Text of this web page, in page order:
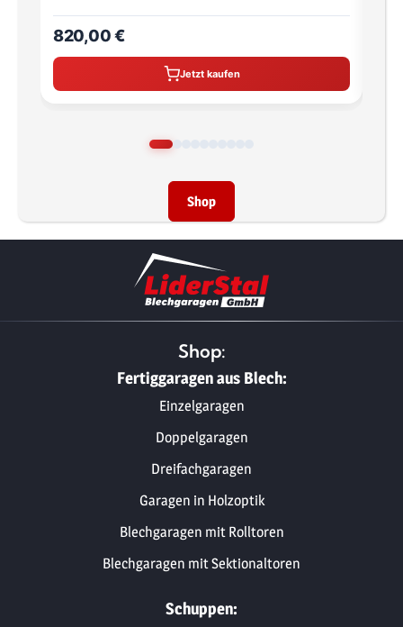
820,00 €
Jetzt kaufen
Shop
Shop:
Fertiggaragen aus Blech:
Einzelgaragen
Doppelgaragen
Dreifachgaragen
Garagen in Holzoptik
Blechgaragen mit Rolltoren
Blechgaragen mit Sektionaltoren
Schuppen: